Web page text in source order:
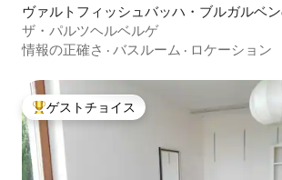
ヴァルトフィッシュバッハ・ブルガルベン
軒家
ザ・パルツヘルベルゲ
情報の正確さ · バスルーム · ロケーション
大好評のゲストチョイスです。
ゲストチョイス